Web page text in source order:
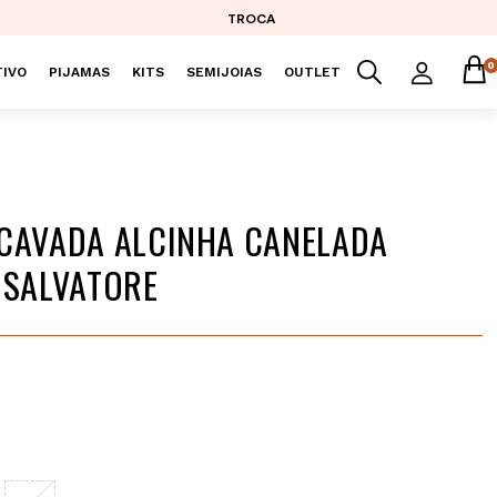
TROCA
PIJAMAS KITS SEMIJOIAS OUTLET 0
ALCINHA CANELADA